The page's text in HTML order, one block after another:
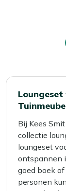
Loungeset
Bij Kees
collectie
loungeset
ontspannen
goed boek
personen